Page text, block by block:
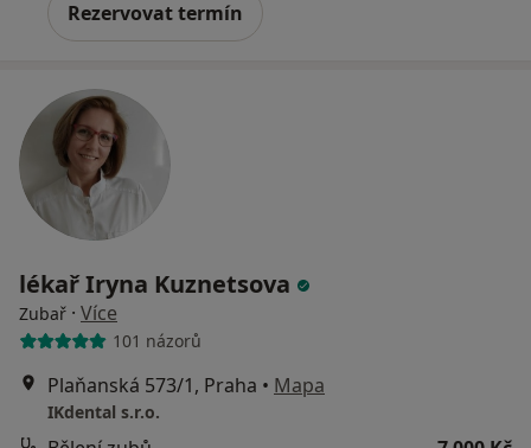
Rezervovat termín
lékař Iryna Kuznetsova
Zubař · Více
101 názorů
Plaňanská 573/1, Praha • Mapa
IKdental s.r.o.